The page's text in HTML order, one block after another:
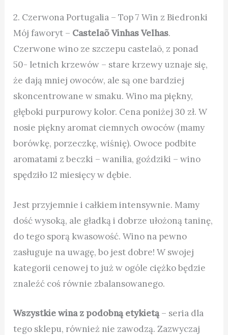
2. Czerwona Portugalia –Top 7 Win z Biedronki
Mój faworyt – Castelaõ Vinhas Velhas.
Czerwone wino ze szczepu castelaõ, z ponad
50- letnich krzewów – stare krzewy uznaje się,
że dają mniej owoców, ale są one bardziej
skoncentrowane w smaku. Wino ma piękny,
głęboki purpurowy kolor. Cena poniżej 30 zł.W
nosie piękny aromat ciemnych owoców (mamy
borówkę, porzeczkę, wiśnię). Owoce podbite
aromatami z beczki – wanilia, goździki – wino
spędziło 12 miesięcy w dębie.
Jest przyjemnie i całkiem intensywnie. Mamy
dość wysoką, ale gładką i dobrze ułożoną taninę,
do tego sporą kwasowość. Wino na pewno
zasługuje na uwagę, bo jest dobre! W swojej
kategorii cenowej to już w ogóle ciężko będzie
znaleźć coś równie zbalansowanego.
Wszystkie wina z podobną etykietą – seria dla
tego sklepu, również nie zawodzą. Zazwyczaj